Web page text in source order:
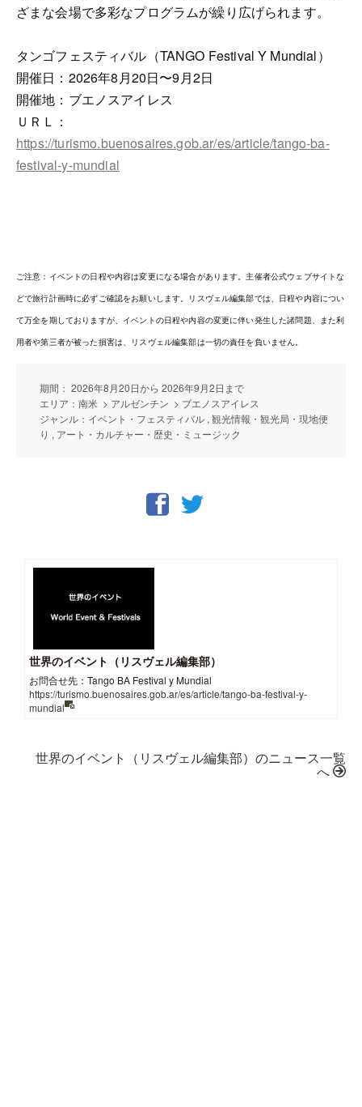
ざまな会場で多彩なプログラムが繰り広げられます。
タンゴフェスティバル（TANGO Festival Y Mundial）
開催日：2026年8月20日〜9月2日
開催地：ブエノスアイレス
ＵＲＬ：
https://turismo.buenosaires.gob.ar/es/article/tango-ba-
festival-y-mundial
ご注意：イベントの日程や内容は変更になる場合があります。主催者公式ウェブサイトな
どで旅行計画時に必ずご確認をお願いします。リスヴェル編集部では、日程や内容につい
て万全を期しておりますが、イベントの日程や内容の変更に伴い発生した諸問題、また利
用者や第三者が被った損害は、リスヴェル編集部は一切の責任を負いません。
期間： 2026年8月20日から 2026年9月2日まで
エリア：南米 > アルゼンチン > ブエノスアイレス
ジャンル：イベント・フェスティバル , 観光情報・観光局・現地便
り , アート・カルチャー・歴史・ミュージック
世界のイベント（リスヴェル編集部）
お問合せ先：Tango BA Festival y Mundial
https://turismo.buenosaires.gob.ar/es/article/tango-ba-festival-y-
mundial
世界のイベント（リスヴェル編集部）のニュース一覧
へ